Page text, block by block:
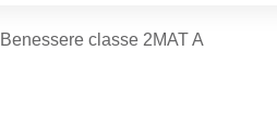
classe 2MAT A